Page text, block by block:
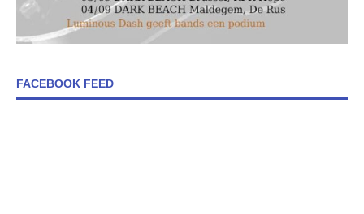
FACEBOOK FEED